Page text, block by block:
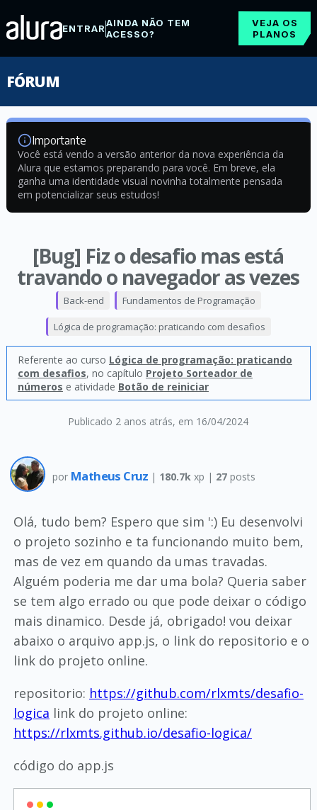
ENTRARAINDA NÃO TEM
ACESSO?
VEJA OS
PLANOS
FÓRUM
Importante
Você está vendo a versão anterior da nova experiência da
Alura que estamos preparando para você. Em breve, ela
ganha uma identidade visual novinha totalmente pensada
em potencializar seus estudos!
[Bug] Fiz o desafio mas está
travando o navegador as vezes
Publicado 2 anos atrás, em 16/04/2024
Back-end Fundamentos de Programação
Lógica de programação: praticando com desafios
Referente ao curso Lógica de programação: praticando
com desafios, no capítulo Projeto Sorteador de
números e atividade Botão de reiniciar
por Matheus Cruz | 180.7k xp | 27 posts
Olá, tudo bem? Espero que sim ':) Eu desenvolvi
o projeto sozinho e ta funcionando muito bem,
mas de vez em quando da umas travadas.
Alguém poderia me dar uma bola? Queria saber
se tem algo errado ou que pode deixar o código
mais dinamico. Desde já, obrigado! vou deixar
abaixo o arquivo app.js, o link do repositorio e o
link do projeto online.
repositorio: https://github.com/rlxmts/desafio-
logica link do projeto online:
https://rlxmts.github.io/desafio-logica/
código do app.js